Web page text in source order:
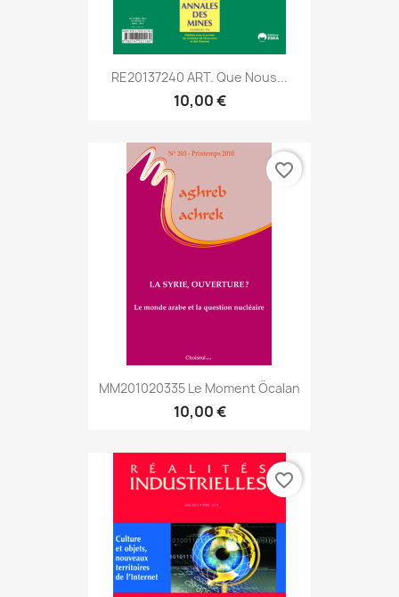
RE20137240 ART. Que Nous...
10,00 €
MM201020335 Le Moment Öcalan
10,00 €
favorite_border
favorite_border